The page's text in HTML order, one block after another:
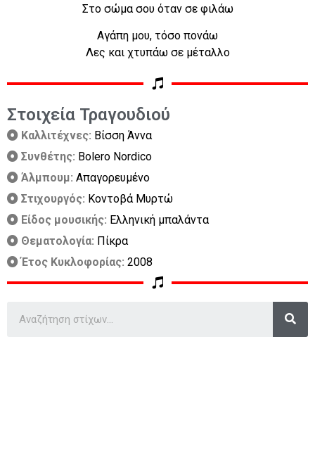
Στο σώμα σου όταν σε φιλάω
Αγάπη μου, τόσο πονάω
Λες και χτυπάω σε μέταλλο
Στοιχεία Τραγουδιού
Καλλιτέχνες: Βίσση Άννα
Συνθέτης: Bolero Nordico
Άλμπουμ: Απαγορευμένο
Στιχουργός: Κοντοβά Μυρτώ
Είδος μουσικής: Ελληνική μπαλάντα
Θεματολογία: Πίκρα
Έτος Κυκλοφορίας: 2008